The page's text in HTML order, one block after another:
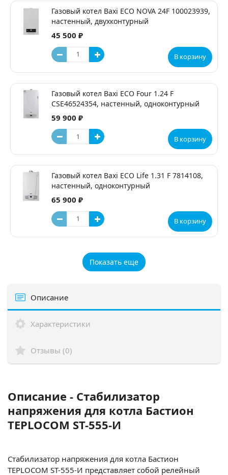
Газовый котел Baxi ECO NOVA 24F 100023939,
настенный, двухконтурный
45 500 ₽
В корзину
Газовый котел Baxi ECO Four 1.24 F
CSE46524354, настенный, одноконтурный
59 900 ₽
В корзину
Газовый котел Baxi ECO Life 1.31 F 7814108,
настенный, одноконтурный
65 900 ₽
В корзину
Показать еще
Описание
Характеристики
Отзывы (0)
Описание - Стабилизатор
напряжения для котла Бастион
TEPLOCOM ST-555-И
Стабилизатор напряжения для котла Бастион
TEPLOCOM ST-555-И представляет собой релейный